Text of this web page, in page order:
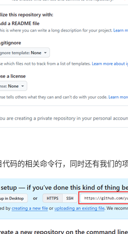
码的相关命令行，同时还有我们的项